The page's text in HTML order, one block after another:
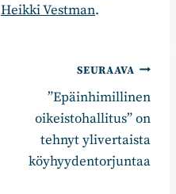
Heikki Vestman.
SEURAAVA
”Epäinhimillinen
oikeistohallitus” on
tehnyt ylivertaista
köyhyydentorjuntaa